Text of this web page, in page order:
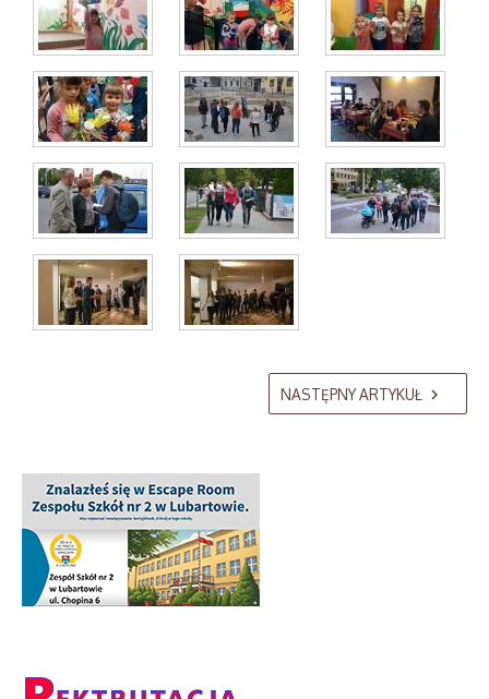
Kekeljevic.NASTĘPNY ARTYKUŁ